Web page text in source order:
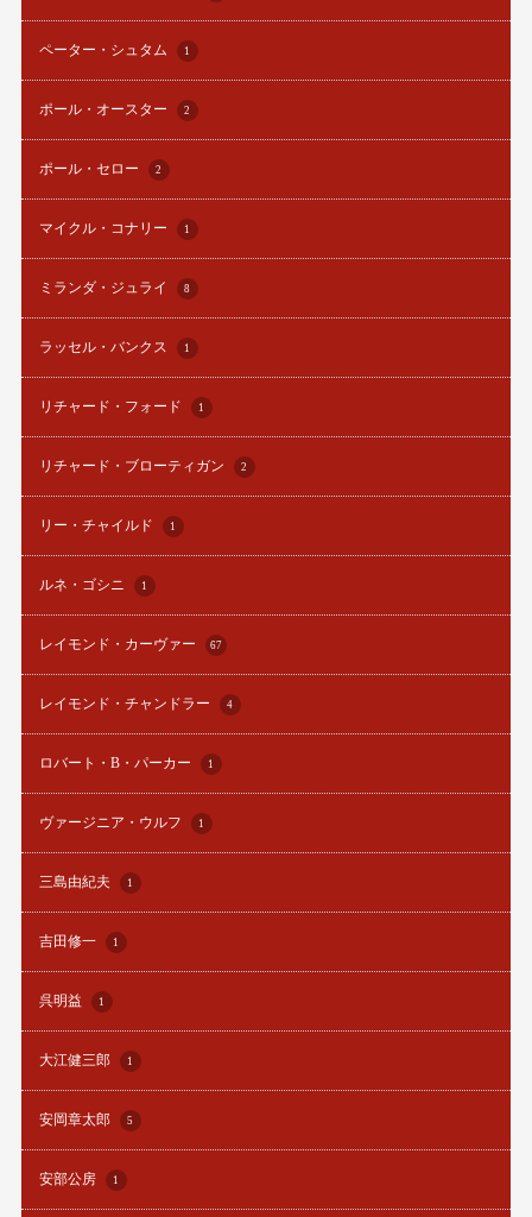
ペーター・シュタム 1
ポール・オースター 2
ポール・セロー 2
マイクル・コナリー 1
ミランダ・ジュライ 8
ラッセル・バンクス 1
リチャード・フォード 1
リチャード・ブローティガン 2
リー・チャイルド 1
ルネ・ゴシニ 1
レイモンド・カーヴァー 67
レイモンド・チャンドラー 4
ロバート・B・パーカー 1
ヴァージニア・ウルフ 1
三島由紀夫 1
吉田修一 1
呉明益 1
大江健三郎 1
安岡章太郎 5
安部公房 1